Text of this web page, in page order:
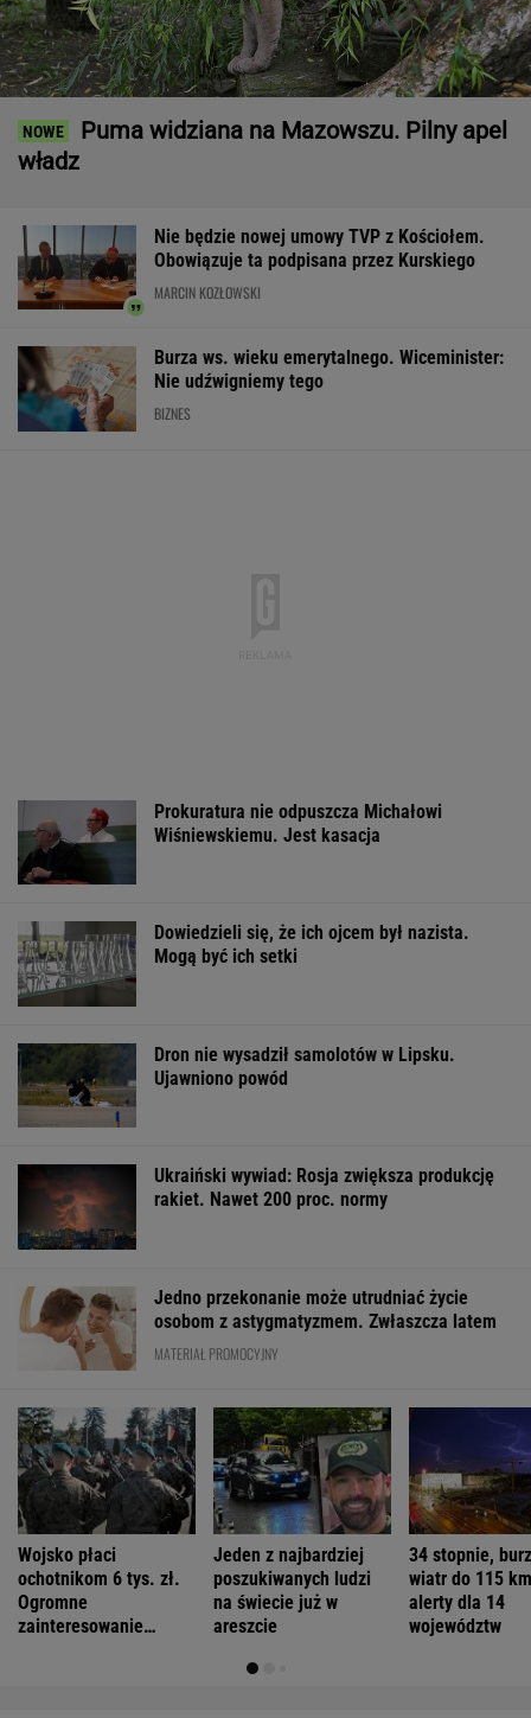
Puma widziana na Mazowszu. Pilny apel
władz
Nie będzie nowej umowy TVP z Kościołem.
Obowiązuje ta podpisana przez Kurskiego
MARCIN KOZŁOWSKI
Burza ws. wieku emerytalnego. Wiceminister:
Nie udźwigniemy tego
BIZNES
Prokuratura nie odpuszcza Michałowi
Wiśniewskiemu. Jest kasacja
Dowiedzieli się, że ich ojcem był nazista.
Mogą być ich setki
Dron nie wysadził samolotów w Lipsku.
Ujawniono powód
Ukraiński wywiad: Rosja zwiększa produkcję
rakiet. Nawet 200 proc. normy
Jedno przekonanie może utrudniać życie
osobom z astygmatyzmem. Zwłaszcza latem
MATERIAŁ PROMOCYJNY
Wojsko płaci
ochotnikom 6 tys. zł.
Ogromne
zainteresowanie
Jeden z najbardziej
poszukiwanych ludzi
na świecie już w
areszcie
34 stopnie,
wiatr do 115
alerty dla 14
województw